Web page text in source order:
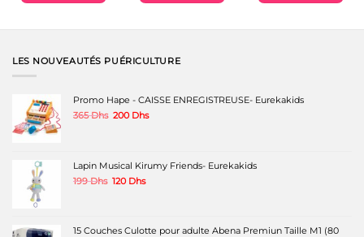
être
LES NOUVEAUTÉS PUÉRICULTURE
Promo Hape - CAISSE ENREGISTREUSE- Eurekakids
365Dhs Le
365 Dhs.
200 DhsLe
200 Dhs.
Lapin Musical Kirumy Friends- Eurekakids
199Dhs Le
199 Dhs.
120 DhsLe
120 Dhs.
15 Couches Culotte pour adulte Abena Premiun Taille M1 (80